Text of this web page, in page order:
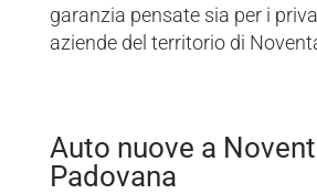
garanzia pensate sia per i
aziende del territorio di
Auto nuove a
Padovana